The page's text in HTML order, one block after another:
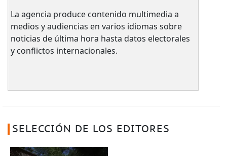
La agencia produce contenido multimedia a
medios y audiencias en varios idiomas sobre
noticias de última hora hasta datos electorales
y conflictos internacionales.
SELECCIÓN DE LOS EDITORES